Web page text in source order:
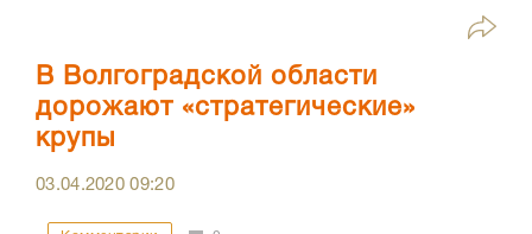
В Волгоградской области
дорожают «стратегические»
крупы
03.04.202009:20